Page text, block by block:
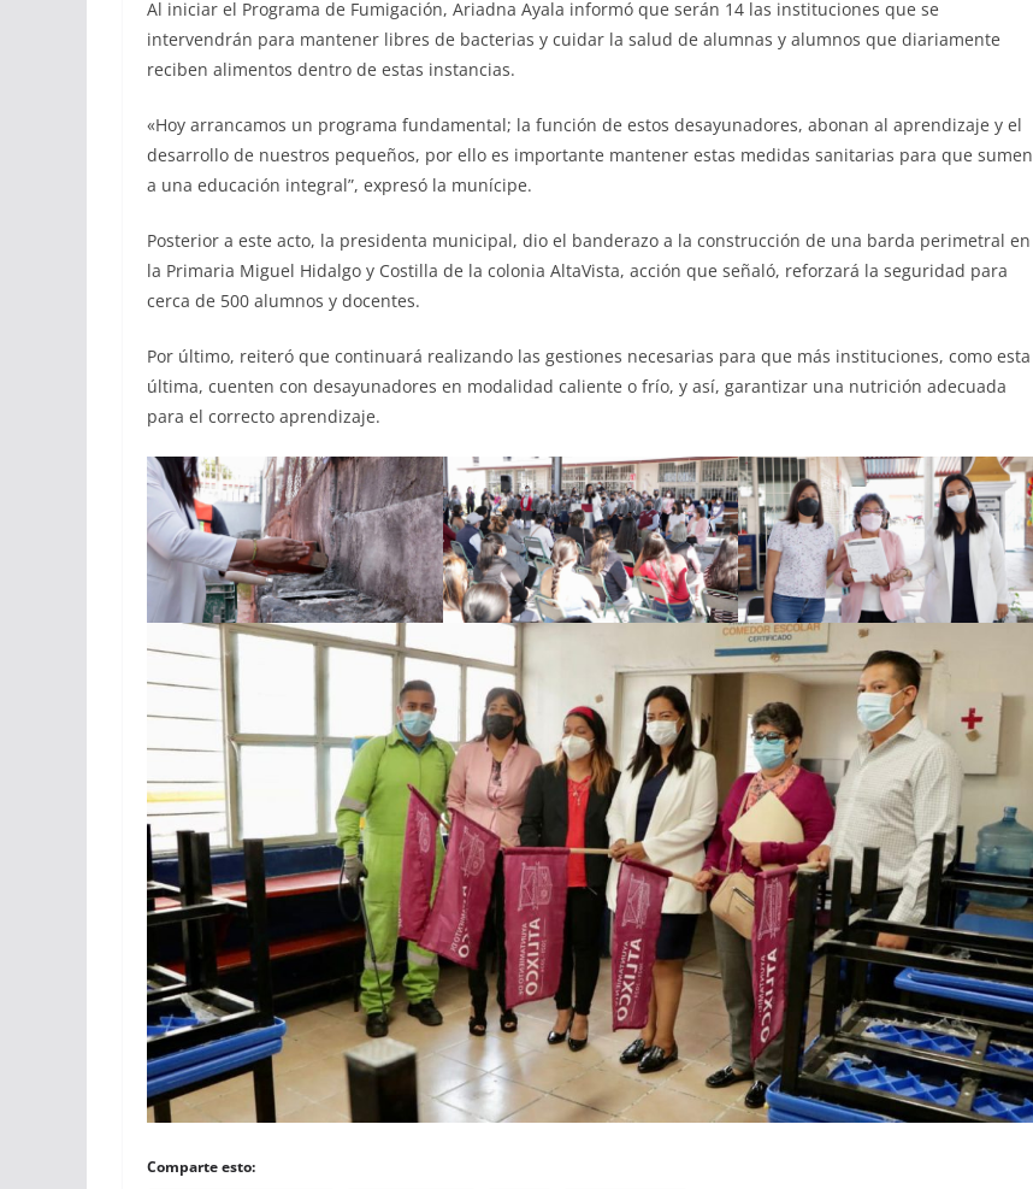
Al iniciar el Programa de Fumigación, Ariadna Ayala informó que serán 14 las instituciones que se
intervendrán para mantener libres de bacterias y cuidar la salud de alumnas y alumnos que diariamente
reciben alimentos dentro de estas instancias.
«Hoy arrancamos un programa fundamental; la función de estos desayunadores, abonan al aprendizaje y el
desarrollo de nuestros pequeños, por ello es importante mantener estas medidas sanitarias para que sumen
a una educación integral”, expresó la munícipe.
Posterior a este acto, la presidenta municipal, dio el banderazo a la construcción de una barda perimetral en
la Primaria Miguel Hidalgo y Costilla de la colonia AltaVista, acción que señaló, reforzará la seguridad para
cerca de 500 alumnos y docentes.
Por último, reiteró que continuará realizando las gestiones necesarias para que más instituciones, como esta
última, cuenten con desayunadores en modalidad caliente o frío, y así, garantizar una nutrición adecuada
para el correcto aprendizaje.
Comparte esto: